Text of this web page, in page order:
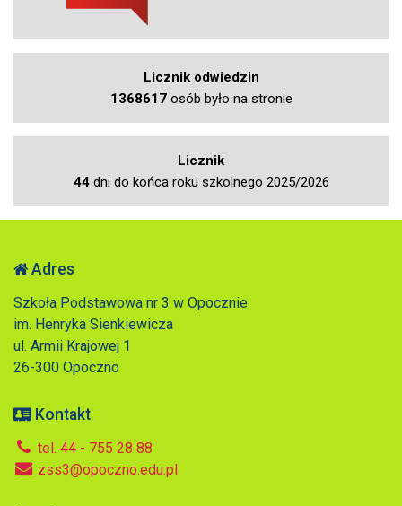
Licznik odwiedzin
1368617osób było na stronie
Licznik
44dni do końca roku szkolnego 2025/2026
Adres
Szkoła Podstawowa nr 3 w Opocznie
im. Henryka Sienkiewicza
ul. Armii Krajowej 1
26-300 Opoczno
Kontakt
tel. 44 - 755 28 88
zss3@opoczno.edu.pl